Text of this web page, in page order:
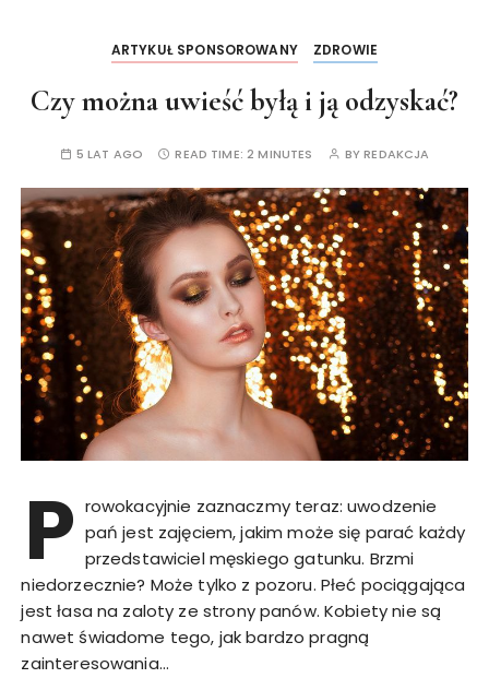
ARTYKUŁ SPONSOROWANY ZDROWIE
Czy można uwieść byłą i ją odzyskać?
5 LAT AGO READ TIME:2 MINUTES BYREDAKCJA
P rowokacyjnie zaznaczmy teraz: uwodzenie
pań jest zajęciem, jakim może się parać każdy
przedstawiciel męskiego gatunku. Brzmi
niedorzecznie? Może tylko z pozoru. Płeć pociągająca
jest łasa na zaloty ze strony panów. Kobiety nie są
nawet świadome tego, jak bardzo pragną
zainteresowania…